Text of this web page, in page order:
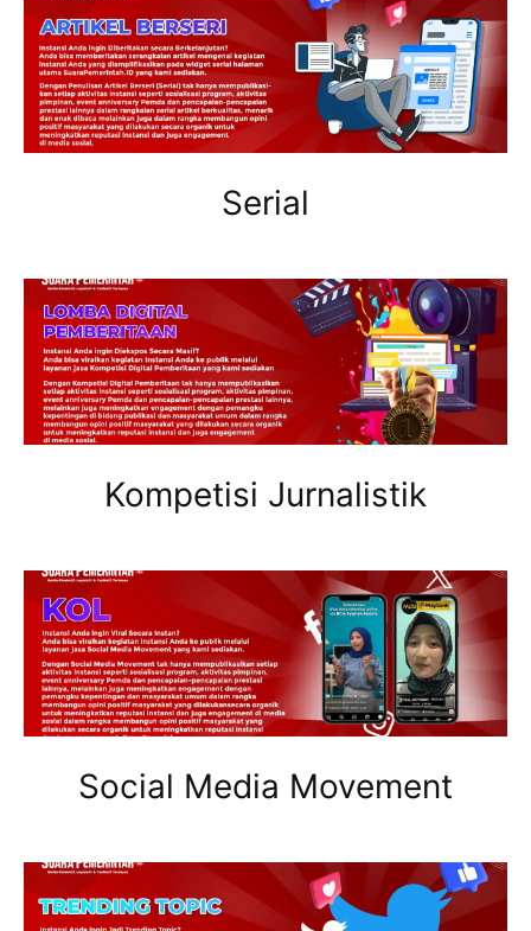
Serial
Kompetisi Jurnalistik
Social Media Movement